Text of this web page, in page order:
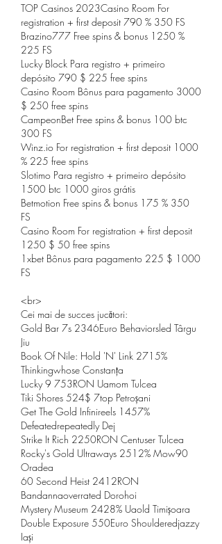
TOP Casinos 2023Casino Room For
registration + first deposit 790 % 350 FS
Brazino777 Free spins & bonus 1250 %
225 FS
Lucky Block Para registro + primeiro
depósito 790 $ 225 free spins
Casino Room Bônus para pagamento 3000
$ 250 free spins
CampeonBet Free spins & bonus 100 btc
300 FS
Winz.io For registration + first deposit 1000
% 225 free spins
Slotimo Para registro + primeiro depósito
1500 btc 1000 giros grátis
Betmotion Free spins & bonus 175 % 350
FS
Casino Room For registration + first deposit
1250 $ 50 free spins
1xbet Bônus para pagamento 225 $ 1000
FS
<br>
Cei mai de succes jucători:
Gold Bar 7s 2346Euro Behaviorsled Târgu
Jiu
Book Of Nile: Hold 'N' Link 2715%
Thinkingwhose Constanța
Lucky 9 753RON Uamom Tulcea
Tiki Shores 524$ 7top Petroșani
Get The Gold Infinireels 1457%
Defeatedrepeatedly Dej
Strike It Rich 2250RON Centuser Tulcea
Rocky's Gold Ultraways 2512% Mow90
Oradea
60 Second Heist 2412RON
Bandannaoverrated Dorohoi
Mystery Museum 2428% Uaold Timișoara
Double Exposure 550Euro Shoulderedjazzy
Iași